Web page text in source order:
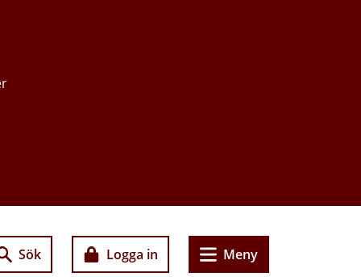
Sök Logga in Meny